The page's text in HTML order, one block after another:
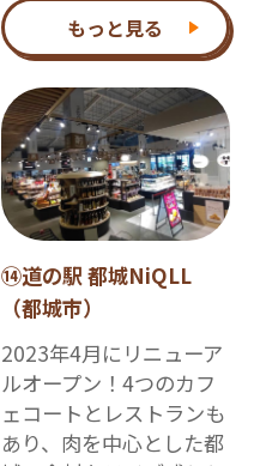
もっと見る
⑭道の駅 都城NiQLL
（都城市）
2023年4月にリニューア
ルオープン！4つのカフ
ェコートとレストランも
あり、肉を中心とした都